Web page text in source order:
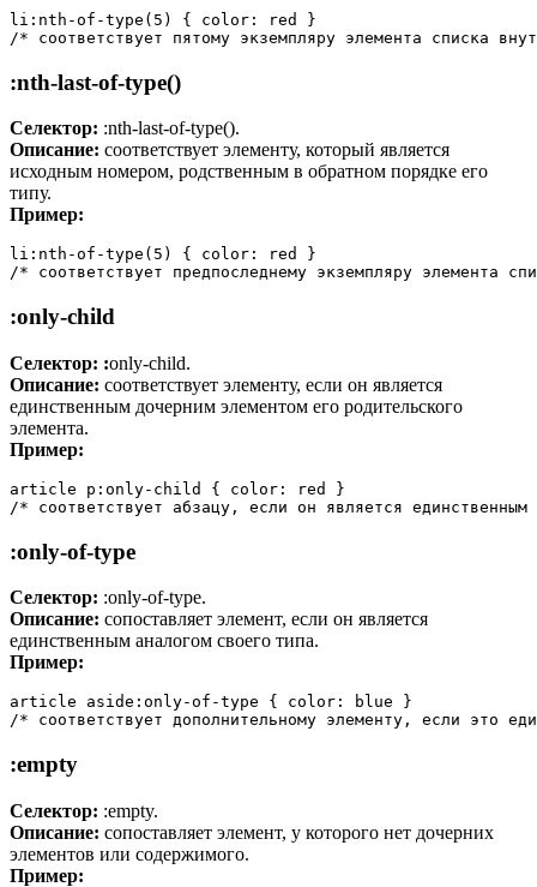
li:nth-of-type(5) { color: red }
/* соответствует пятому экземпляру элемента списка
:nth-last-of-type()
Селектор: :nth-last-of-type().
Описание: соответствует элементу, который является
исходным номером, родственным в обратном порядке его
типу.
Пример:
li:nth-of-type(5) { color: red }
/* соответствует предпоследнему экземпляру элемента
:only-child
Селектор: :only-child.
Описание: соответствует элементу, если он является
единственным дочерним элементом его родительского
элемента.
Пример:
article p:only-child { color: red }
/* соответствует абзацу, если он является
:only-of-type
Селектор: :only-of-type.
Описание: сопоставляет элемент, если он является
единственным аналогом своего типа.
Пример:
article aside:only-of-type { color: blue }
/* соответствует дополнительному элементу, если это
:empty
Селектор: :empty.
Описание: сопоставляет элемент, у которого нет дочерних
элементов или содержимого.
Пример: